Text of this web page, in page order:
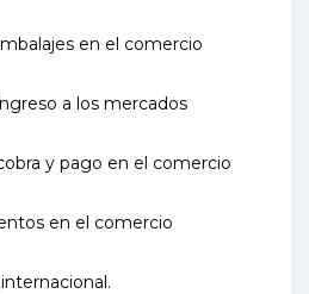
en el comercio
a los mercados
y pago en el comercio
en el comercio